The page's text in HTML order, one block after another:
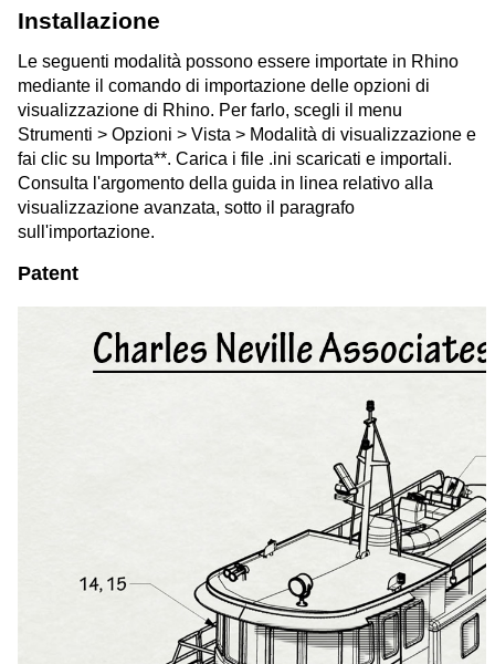
Installazione
Le seguenti modalità possono essere importate in Rhino
mediante il comando di importazione delle opzioni di
visualizzazione di Rhino. Per farlo, scegli il menu
Strumenti > Opzioni > Vista > Modalità di visualizzazione e
fai clic su Importa**. Carica i file .ini scaricati e importali.
Consulta l'argomento della guida in linea relativo alla
visualizzazione avanzata, sotto il paragrafo
sull'importazione.
Patent